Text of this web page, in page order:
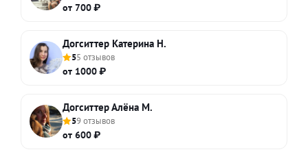
от 700 ₽
Догситтер Катерина Н.
55 отзывов
от 1000 ₽
Догситтер Алёна М.
59 отзывов
от 600 ₽